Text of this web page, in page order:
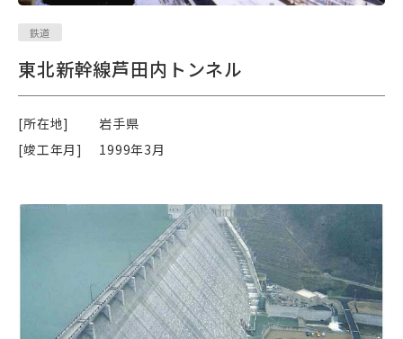
鉄道
東北新幹線芦田内トンネル
[所在地]
岩手県
[竣工年月]
1999年3月